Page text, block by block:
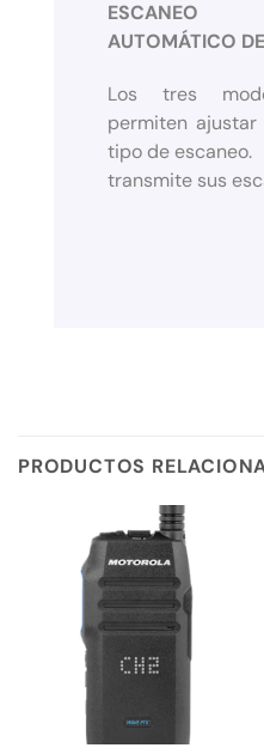
ESCANEO
AUTOMÁTICO
Los tres
permiten
tipo de escaneo.
transmite sus
PRODUCTOS